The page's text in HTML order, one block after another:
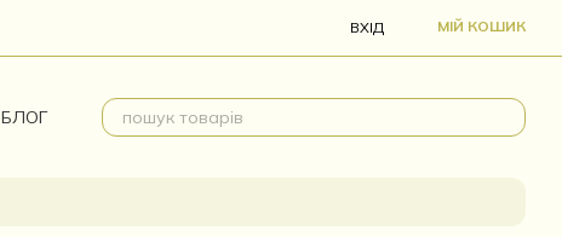
ВХІД МІЙ КОШИК
БЛОГ